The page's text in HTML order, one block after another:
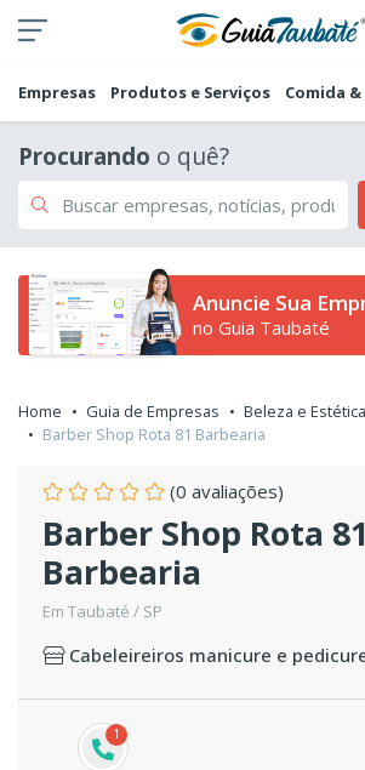
Empresas Produtos e Serviços Comida
Procurando o quê?
Anuncie Sua
no Guia Taubaté
Home Guia de Empresas Beleza e Estética
Barber Shop Rota 81 Barbearia
(0 avaliações)
Barber Shop Rota 81
Barbearia
Em Taubaté / SP
Cabeleireiros manicure e
1